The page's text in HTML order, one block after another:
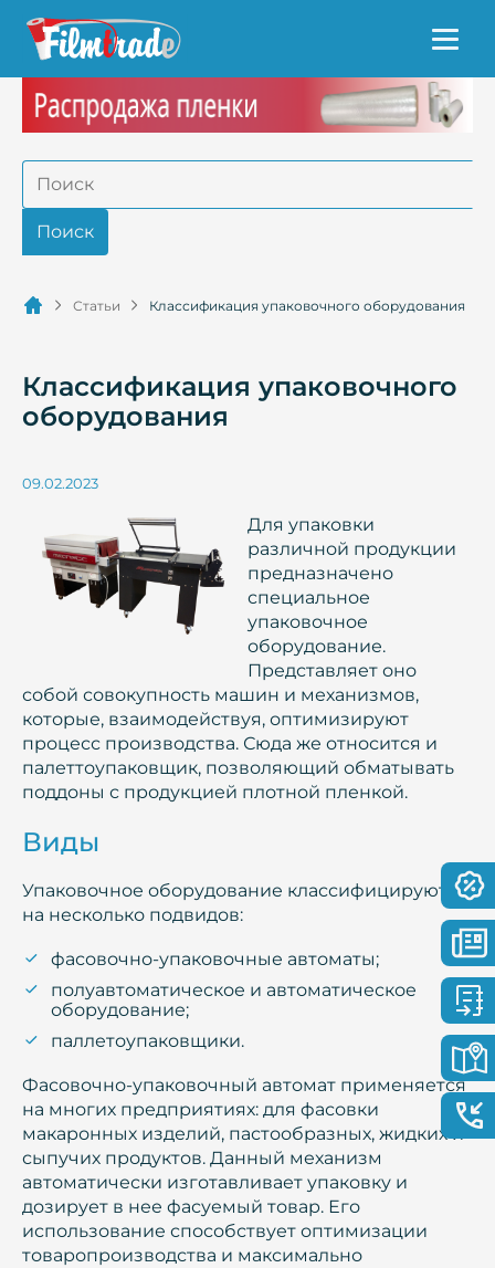
Статьи Классификация упаковочного оборудования
Классификация упаковочного
оборудования
09.02.2023
Для упаковки
различной продукции
предназначено
специальное
упаковочное
оборудование.
Представляет оно
собой совокупность машин и механизмов,
которые, взаимодействуя, оптимизируют
процесс производства. Сюда же относится и
палеттоупаковщик, позволяющий обматывать
поддоны с продукцией плотной пленкой.
Виды
Упаковочное оборудование классифицируют
на несколько подвидов:
фасовочно-упаковочные автоматы;
полуавтоматическое и автоматическое
оборудование;
паллетоупаковщики.
Фасовочно-упаковочный автомат применяется
на многих предприятиях: для фасовки
макаронных изделий, пастообразных, жидких и
сыпучих продуктов. Данный механизм
автоматически изготавливает упаковку и
дозирует в нее фасуемый товар. Его
использование способствует оптимизации
товаропроизводства и максимально